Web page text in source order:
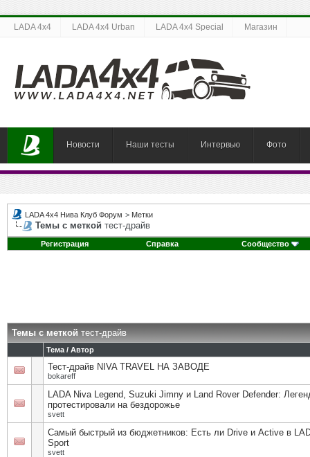
LADA 4x4 LADA 4x4 Urban LADA 4x4 Special Магазин
Новости Наши тесты Интервью Фото
LADA 4x4 Нива Клуб Форум > Метки
Темы с меткой тест-драйв
Регистрация Справка Сообщество
Темы с меткойтест-драйв
Тема / Автор
Тест-драйв NIVA TRAVEL НА ЗАВОДЕ
bokareff
LADA Niva Legend, Suzuki Jimny и Land Rover Defender:
протестировали на бездорожье
svett
Самый быстрый из бюджетников: Есть ли Drive и Active в
Sport
svett